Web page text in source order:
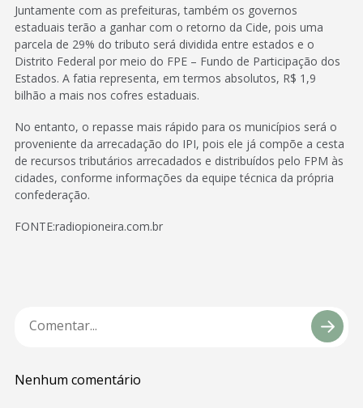
Juntamente com as prefeituras, também os governos
estaduais terão a ganhar com o retorno da Cide, pois uma
parcela de 29% do tributo será dividida entre estados e o
Distrito Federal por meio do FPE – Fundo de Participação dos
Estados. A fatia representa, em termos absolutos, R$ 1,9
bilhão a mais nos cofres estaduais.
No entanto, o repasse mais rápido para os municípios será o
proveniente da arrecadação do IPI, pois ele já compõe a cesta
de recursos tributários arrecadados e distribuídos pelo FPM às
cidades, conforme informações da equipe técnica da própria
confederação.
FONTE:radiopioneira.com.br
Nenhum comentário